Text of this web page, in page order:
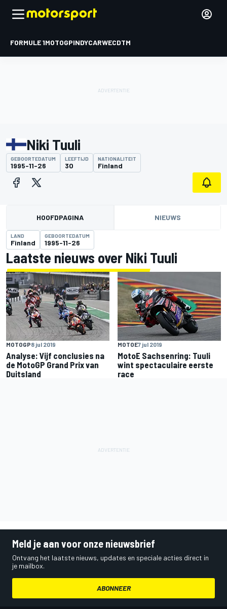
FORMULE 1MOTOGPINDYCARWECDTM
Niki Tuuli
GEBOORTEDATUM
1995-11-26
LEEFTIJD
30
NATIONALITEIT
Finland
HOOFDPAGINA NIEUWS
LAND
Finland
GEBOORTEDATUM
1995-11-26
Laatste nieuws over Niki Tuuli
MOTOGP8 jul 2019
Analyse: Vijf conclusies na
de MotoGP Grand Prix van
Duitsland
MOTOE7 jul 2019
MotoE Sachsenring: Tuuli
wint spectaculaire eerste
race
Meld je aan voor onze nieuwsbrief
Ontvang het laatste nieuws, updates en speciale acties direct in
je mailbox.
ABONNEER